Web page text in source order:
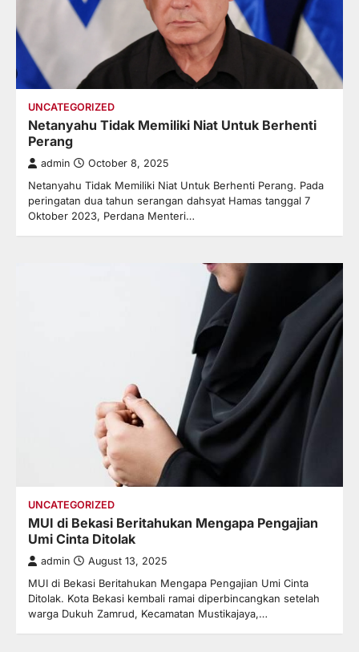
UNCATEGORIZED
Netanyahu Tidak Memiliki Niat Untuk Berhenti
Perang
admin October 8, 2025
Netanyahu Tidak Memiliki Niat Untuk Berhenti Perang. Pada
peringatan dua tahun serangan dahsyat Hamas tanggal 7
Oktober 2023, Perdana Menteri…
UNCATEGORIZED
MUI di Bekasi Beritahukan Mengapa Pengajian
Umi Cinta Ditolak
admin August 13, 2025
MUI di Bekasi Beritahukan Mengapa Pengajian Umi Cinta
Ditolak. Kota Bekasi kembali ramai diperbincangkan setelah
warga Dukuh Zamrud, Kecamatan Mustikajaya,…